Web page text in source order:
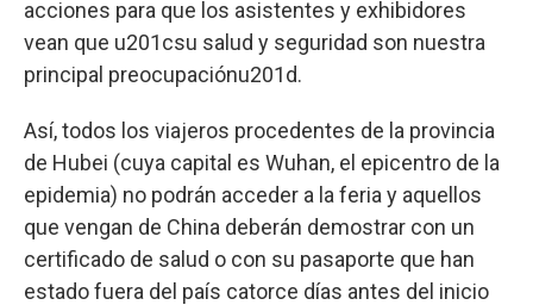
acciones para que los asistentes y exhibidores
vean que u201csu salud y seguridad son nuestra
principal preocupaciónu201d.
Así, todos los viajeros procedentes de la provincia
de Hubei (cuya capital es Wuhan, el epicentro de la
epidemia) no podrán acceder a la feria y aquellos
que vengan de China deberán demostrar con un
certificado de salud o con su pasaporte que han
estado fuera del país catorce días antes del inicio